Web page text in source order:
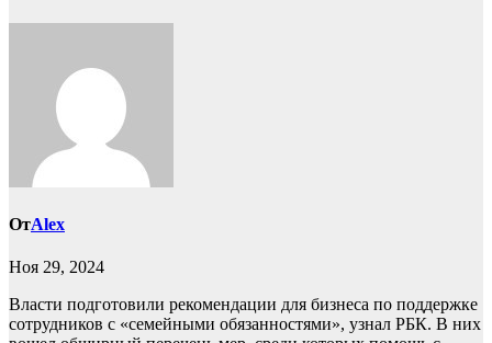
ОтAlex
Ноя 29, 2024
Власти подготовили рекомендации для бизнеса по поддержке
сотрудников с «семейными обязанностями», узнал РБК. В них